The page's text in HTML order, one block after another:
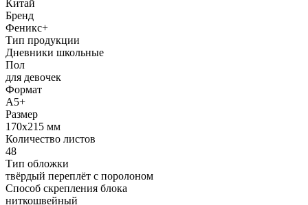
Китай
Бренд
Феникс+
Тип продукции
Дневники школьные
Пол
для девочек
Формат
А5+
Размер
170x215 мм
Количество листов
48
Тип обложки
твёрдый переплёт с поролоном
Способ скрепления блока
ниткошвейный